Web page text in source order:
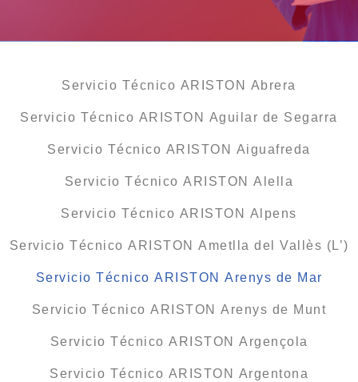
Servicio Técnico ARISTON Abrera
Servicio Técnico ARISTON Aguilar de Segarra
Servicio Técnico ARISTON Aiguafreda
Servicio Técnico ARISTON Alella
Servicio Técnico ARISTON Alpens
Servicio Técnico ARISTON Ametlla del Vallès (L’)
Servicio Técnico ARISTON Arenys de Mar
Servicio Técnico ARISTON Arenys de Munt
Servicio Técnico ARISTON Argençola
Servicio Técnico ARISTON Argentona